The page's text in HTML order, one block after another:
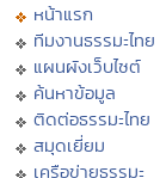
หน้าแรก
ทีมงานธรรมะไทย
แผนผังเว็บไซต์
ค้นหาข้อมูล
ติดต่อธรรมะไทย
สมุดเยี่ยม
เครือข่ายธรรมะ